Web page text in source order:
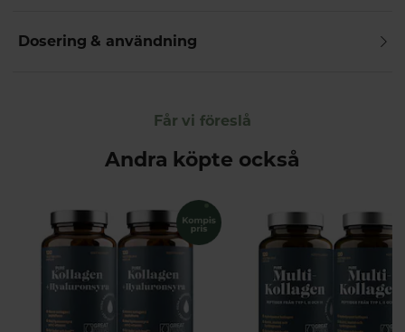
Dosering & användning
Får vi föreslå
Andra köpte också